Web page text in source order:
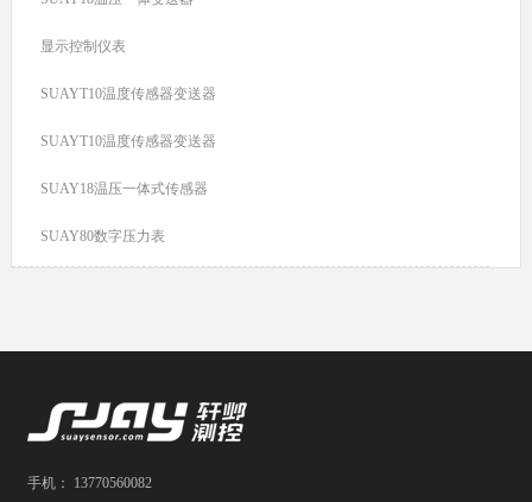
显示控制仪表
SUAYT10温度传感器变送器
SUAYT10温度传感器变送器
SUAY18温压一体式传感器
SUAY80数字压力表
手机： 13770560082